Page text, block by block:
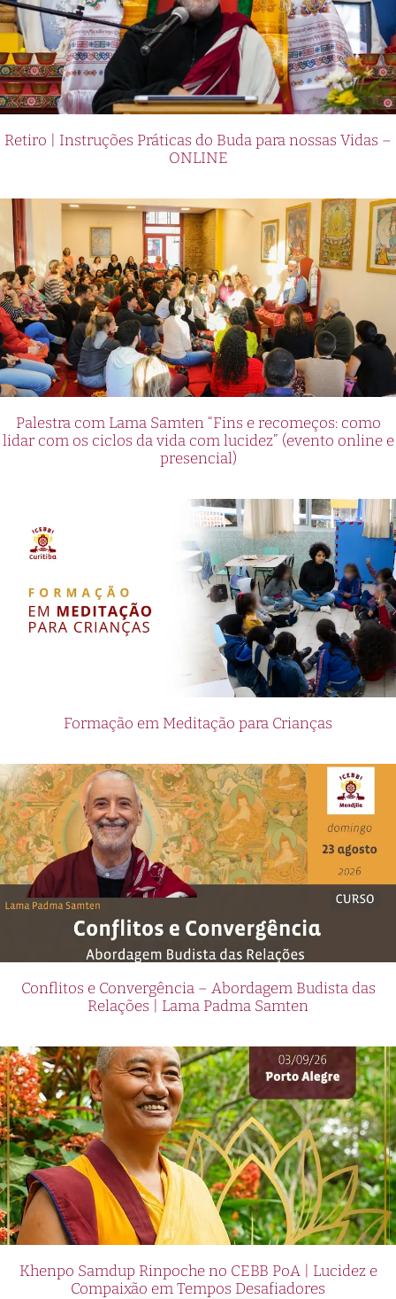
Retiro | Instruções Práticas do Buda para nossas Vidas –
ONLINE
Palestra com Lama Samten “Fins e recomeços: como
lidar com os ciclos da vida com lucidez” (evento online e
presencial)
Formação em Meditação para Crianças
Conflitos e Convergência – Abordagem Budista das
Relações | Lama Padma Samten
Khenpo Samdup Rinpoche no CEBB PoA | Lucidez e
Compaixão em Tempos Desafiadores